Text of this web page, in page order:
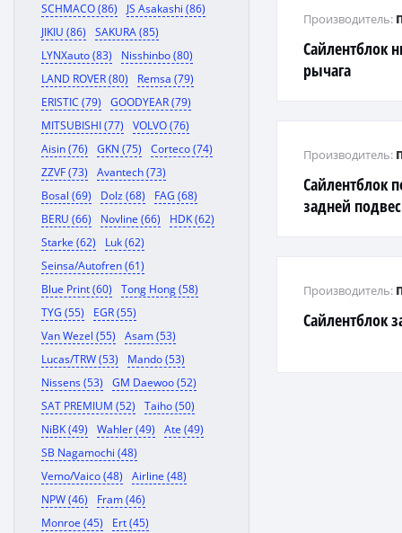
SCHMACO (86)
JS Asakashi (86)
JIKIU (86)
SAKURA (85)
LYNXauto (83)
Nisshinbo (80)
LAND ROVER (80)
Remsa (79)
ERISTIC (79)
GOODYEAR (79)
MITSUBISHI (77)
VOLVO (76)
Aisin (76)
GKN (75)
Corteco (74)
ZZVF (73)
Avantech (73)
Bosal (69)
Dolz (68)
FAG (68)
BERU (66)
Novline (66)
HDK (62)
Starke (62)
Luk (62)
Seinsa/Autofren (61)
Blue Print (60)
Tong Hong (58)
TYG (55)
EGR (55)
Van Wezel (55)
Asam (53)
Lucas/TRW (53)
Mando (53)
Nissens (53)
GM Daewoo (52)
SAT PREMIUM (52)
Taiho (50)
NiBK (49)
Wahler (49)
Ate (49)
SB Nagamochi (48)
Vemo/Vaico (48)
Airline (48)
NPW (46)
Fram (46)
Monroe (45)
Ert (45)
Сайлентблок
рычага
Производитель:
Сайлентблок
задней
Производитель:
Сайлентблок
Производитель: